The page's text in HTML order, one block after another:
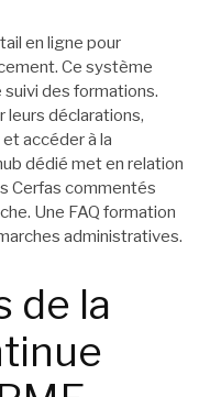
en ligne pour
Ce système
des formations.
leurs déclarations,
accéder à la
dédié met en relation
Cerfas commentés
Une FAQ formation
administratives.
de la